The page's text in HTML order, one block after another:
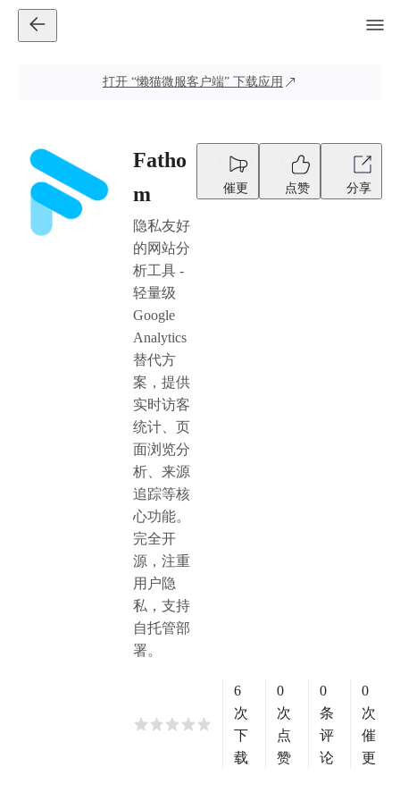
打开 “懒猫微服客户端” 下载应用
Fatho
m
隐私友好
的网站分
析工具 -
轻量级
Google
Analytics
替代方
案，提供
实时访客
统计、页
面浏览分
析、来源
追踪等核
心功能。
完全开
源，注重
用户隐
私，支持
自托管部
署。
催更 点赞 分享
6
次
下
载
0
次
点
赞
0
条
评
论
0
次
催
更